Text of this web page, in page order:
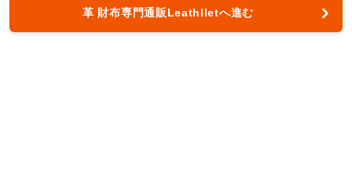
革 財布専門通販Leathlletへ進む